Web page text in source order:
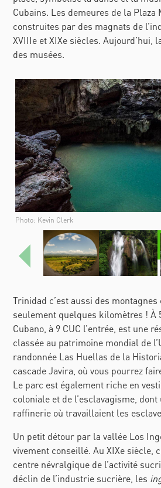
Cubains. Les demeures de la Plaza
construites par des magnats de
XVIIIe et XIXe siècles. Aujourd’hui,
des musées.
Photo: Kevin Clerk
Anterior
Trinidad c’est aussi des montagnes
seulement quelques kilomètres !À
Cubano, à 9 CUC l’entrée, est une
classée au patrimoine mondial de
randonnée Las Huellas de la
cascadeJavira , où vous pourrez
Le parc est également riche en
coloniale et de l’esclavagisme, dont
raffinerie où travaillaient les
Un petit détour par la vallée Los
vivement conseillé. Au XIXe siècle,
centre névralgique de l’activité
déclin de l’industrie sucrière, les